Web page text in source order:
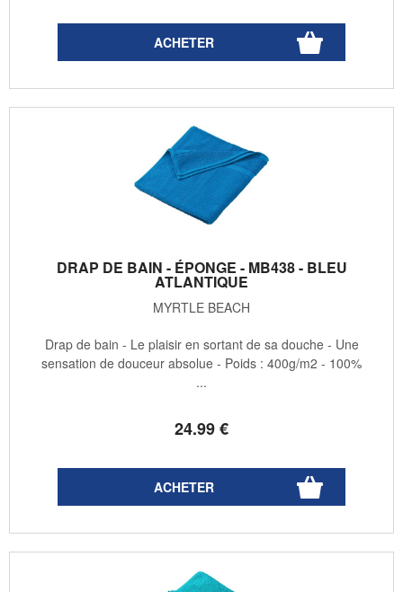
DRAP DE BAIN - ÉPONGE - MB438 - BLEU
ATLANTIQUE
MYRTLE BEACH
24.99€
Drap de bain - Le plaisir en sortant de sa douche - Une
sensation de douceur absolue - Poids : 400g/m2 - 100%
...